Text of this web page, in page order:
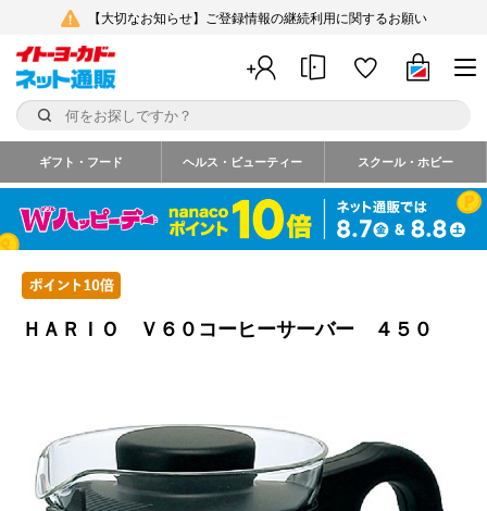
【大切なお知らせ】ご登録情報の継続利用に関するお願い
ギフト・フード ヘルス・ビューティー スクール・ホビー
ＨＡＲＩＯ Ｖ６０コーヒーサーバー ４５０